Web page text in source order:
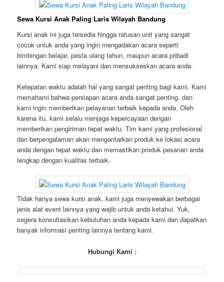
Sewa Kursi Anak Paling Laris Wilayah Bandung
Kursi anak ini juga tersedia hingga ratusan unit yang sangat
cocok untuk anda yang ingin mengadakan acara seperti
bimbingan belajar, pesta ulang tahun, maupun acara pribadi
lainnya. Kami siap melayani dan mensukseskan acara anda.
Ketepatan waktu adalah hal yang sangat penting bagi kami. Kami
memahami bahwa persiapan acara anda sangat penting, dan
kami ingin memberikan pelayanan terbaik kepada anda. Oleh
karena itu, kami selalu menjaga kepercayaan dengan
memberikan pengiriman tepat waktu. Tim kami yang profesional
dan berpengalaman akan mengantarkan produk ke lokasi acara
anda dengan tepat waktu dan memastikan produk pesanan anda
lengkap dengan kualitas terbaik.
Tidak hanya sewa kursi anak, kami juga menyewakan berbagai
jenis alat event lainnya yang wajib untuk anda ketahui. Yuk,
segera konsultasikan kebutuhan anda kepada kami dan dapatkan
banyak informasi penting lainnya tentang kami.
Hubungi Kami :